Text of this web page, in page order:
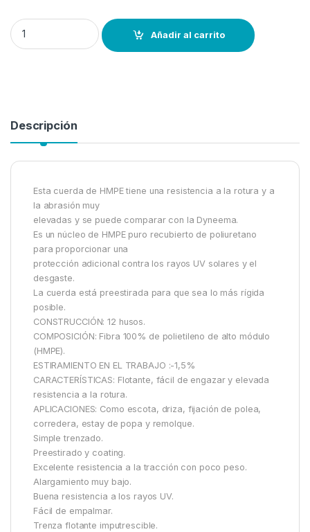
Dynamic HMPE--4 mm-CR: 1300kg quantity
Añadir al carrito
Descripción
Esta cuerda de HMPE tiene una resistencia a la rotura y a
la abrasión muy
elevadas y se puede comparar con la Dyneema.
Es un núcleo de HMPE puro recubierto de poliuretano
para proporcionar una
protección adicional contra los rayos UV solares y el
desgaste.
La cuerda está preestirada para que sea lo más rígida
posible.
CONSTRUCCIÓN: 12 husos.
COMPOSICIÓN: Fibra 100% de polietileno de alto módulo
(HMPE).
ESTIRAMIENTO EN EL TRABAJO :-1,5%
CARACTERÍSTICAS: Flotante, fácil de engazar y elevada
resistencia a la rotura.
APLICACIONES: Como escota, driza, fijación de polea,
corredera, estay de popa y remolque.
Simple trenzado.
Preestirado y coating.
Excelente resistencia a la tracción con poco peso.
Alargamiento muy bajo.
Buena resistencia a los rayos UV.
Fácil de empalmar.
Trenza flotante imputrescible.